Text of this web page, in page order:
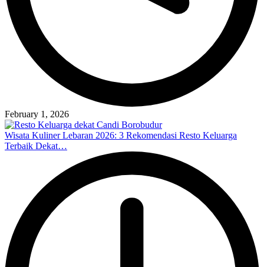
February 1, 2026
Wisata Kuliner Lebaran 2026: 3 Rekomendasi Resto Keluarga
Terbaik Dekat…